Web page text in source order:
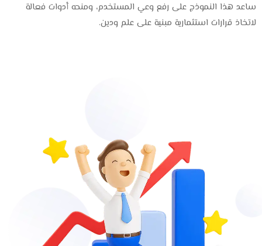
ساعد هذا النموذج على رفع وعي المستخدم، ومنحه أدوات فعالة
لاتخاذ قرارات استثمارية مبنية على علم ودين.